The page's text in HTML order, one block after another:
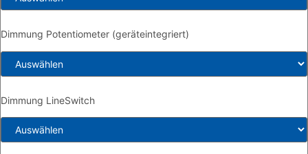
Dimmung Potentiometer (geräteintegriert)
Dimmung LineSwitch